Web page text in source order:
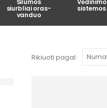
Šilumos
siurbliai oras-
vanduo
Vėdinimo
sistemos
Rikiuoti pagal: